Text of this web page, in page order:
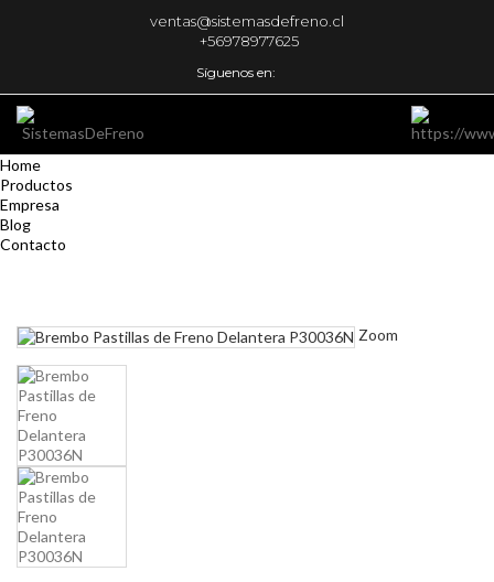
ventas@sistemasdefreno.cl
+56978977625
Síguenos en:
Home
Productos
Empresa
Blog
Contacto
Zoom